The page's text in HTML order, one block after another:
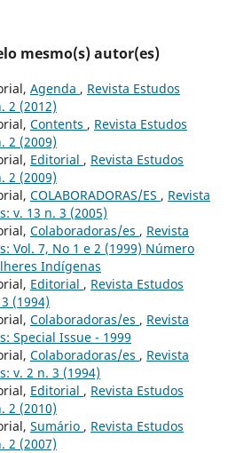
mesmo(s) autor(es)
Agenda , Revista Estudos
2 (2012)
Contents , Revista Estudos
2 (2009)
Editorial , Revista Estudos
2 (2009)
COLABORADORAS/ES , Revista
v. 13 n. 3 (2005)
Colaboradoras/es , Revista
Vol. 7, No 1 e 2 (1999) Número
Indígenas
Editorial , Revista Estudos
(1994)
Colaboradoras/es , Revista
Special Issue - 1999
Colaboradoras/es , Revista
v. 2 n. 3 (1994)
Editorial , Revista Estudos
2 (2010)
Sumário , Revista Estudos
2 (2007)